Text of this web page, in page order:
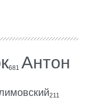
681 Антон
211